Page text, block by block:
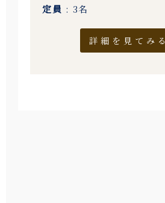
定員 : 3名
詳細を見てみる